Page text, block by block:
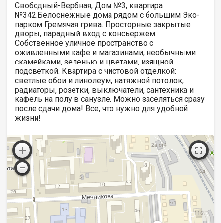
Свободный-Вербная, Дом №3, квартира
№342.Белоснежные дома рядом с большим Эко-
парком Гремячая грива. Просторные закрытые
дворы, парадный вход с консьержем.
Собственное уличное пространство с
оживленными кафе и магазинами, необычными
скамейками, зеленью и цветами, изящной
подсветкой. Квартира с чистовой отделкой:
светлые обои и линолеум, натяжной потолок,
радиаторы, розетки, выключатели, сантехника и
кафель на полу в санузле. Можно заселяться сразу
после сдачи дома! Все, что нужно для удобной
жизни!